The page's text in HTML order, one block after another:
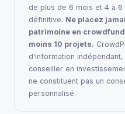
de plus de 6 mois et 4 à 6
définitive. Ne placez
patrimoine en
moins 10 projets.
d'information
conseiller en
ne constituent pas un
personnalisé.